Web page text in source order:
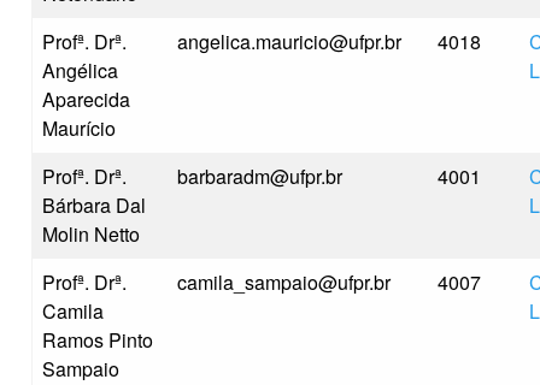
Profª. Drª.
Angélica
Aparecida
Maurício
angelica.mauricio@ufpr.br 4018
Profª. Drª.
Bárbara Dal
Molin Netto
barbaradm@ufpr.br 4001
Profª. Drª.
Camila
Ramos Pinto
Sampaio
camila_sampaio@ufpr.br 4007